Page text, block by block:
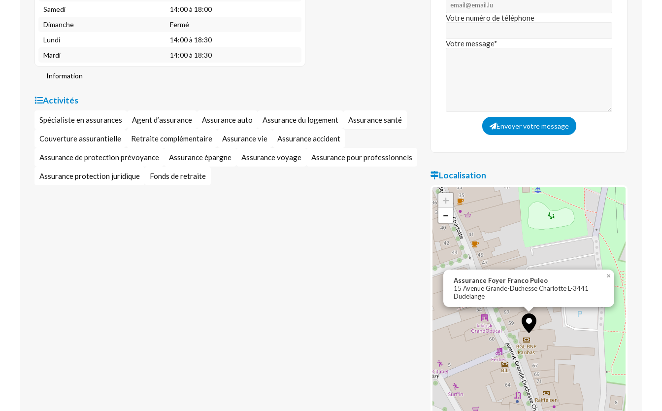
Samedi
14:00 à 18:00
Dimanche
Fermé
Lundi
14:00 à 18:30
Mardi
14:00 à 18:30
Information
Activités
Spécialiste en assurances Agent d’assurance Assurance auto Assurance du logement Assurance santé
Couverture assurantielle Retraite complémentaire Assurance vie Assurance accident
Assurance de protection prévoyance Assurance épargne Assurance voyage Assurance pour professionnels
Assurance protection juridique Fonds de retraite
Votre numéro de téléphone
Votre message*
Envoyer votre message
Localisation
Assurance Foyer Franco Puleo
15 Avenue Grande-Duchesse Charlotte L-3441
Dudelange
×
+
−